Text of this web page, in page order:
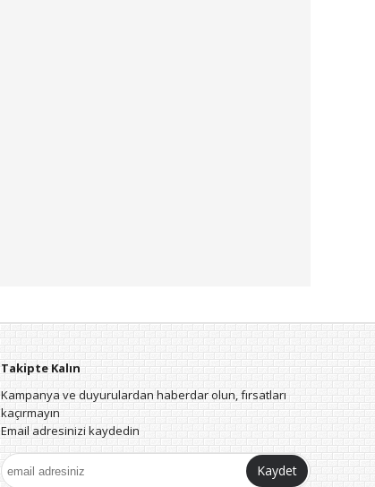
Takipte Kalın
Kampanya ve duyurulardan haberdar olun, fırsatları
kaçırmayın
Email adresinizi kaydedin
Kaydet